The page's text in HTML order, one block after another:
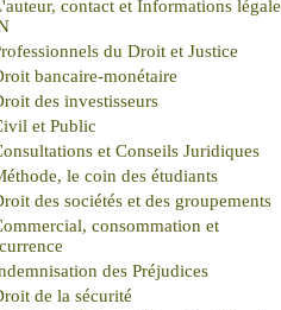
contact et Informations
du Droit et Justice
bancaire-monétaire
des investisseurs
et Public
et Conseils Juridiques
le coin des étudiants
des sociétés et des groupements
consommation et
des Préjudices
de la sécurité